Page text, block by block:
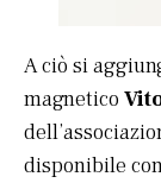
A ciò si
magnetico
disponibile